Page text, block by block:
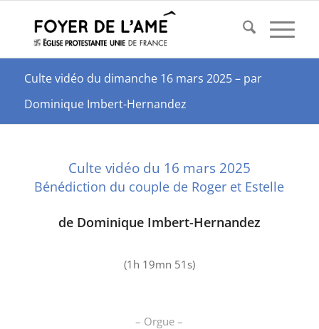
Culte vidéo du dimanche 16 mars 2025 – par
Dominique Imbert-Hernandez
Culte vidéo du 16 mars 2025
Bénédiction du couple de Roger et Estelle
de Dominique Imbert-Hernandez
(1h 19mn 51s)
– Orgue –